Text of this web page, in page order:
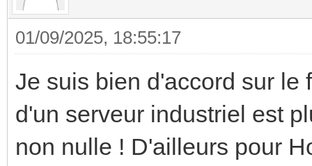
01/09/2025, 18:55:17
Je suis bien d'accord sur le
d'un serveur industriel est
non nulle ! D'ailleurs pour